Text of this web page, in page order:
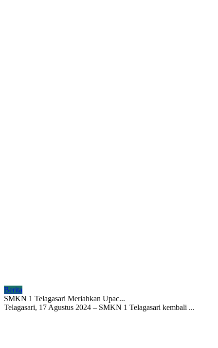
Berita
SMKN 1 Telagasari Meriahkan Upac...
Telagasari, 17 Agustus 2024 – SMKN 1 Telagasari kembali ...